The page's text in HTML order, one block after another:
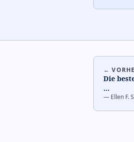
←
Die
…
— Ellen F.